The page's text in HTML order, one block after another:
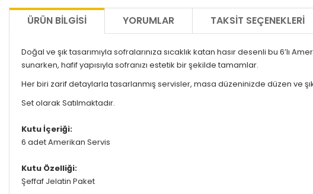
ÜRÜN BILGISI YORUMLAR TAKSIT SEÇENEKLERI
Doğal ve şık tasarımıyla sofralarınıza sıcaklık katan hasır desenli bu 6’lı
sunarken, hafif yapısıyla sofranızı estetik bir şekilde tamamlar.
Her biri zarif detaylarla tasarlanmış servisler, masa düzeninizde düzen ve
Set olarak Satılmaktadır.
Kutu İçeriği:
6 adet Amerikan Servis
Kutu Özelliği:
Şeffaf Jelatin Paket